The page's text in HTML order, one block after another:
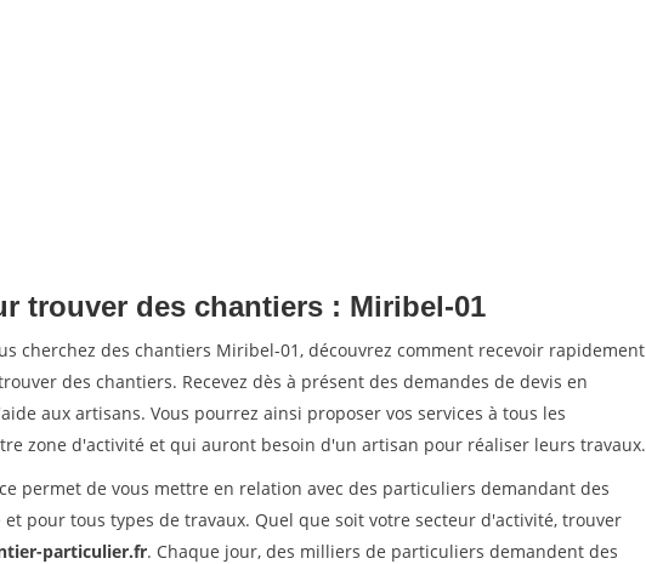
trouver des chantiers : Miribel-01
cherchez des chantiers Miribel-01, découvrez comment recevoir rapidement
des chantiers. Recevez dès à présent des demandes de devis en
aux artisans. Vous pourrez ainsi proposer vos services à tous les
zone d'activité et qui auront besoin d'un artisan pour réaliser leurs travaux.
permet de vous mettre en relation avec des particuliers demandant des
et pour tous types de travaux. Quel que soit votre secteur d'activité, trouver
particulier.fr. Chaque jour, des milliers de particuliers demandent des